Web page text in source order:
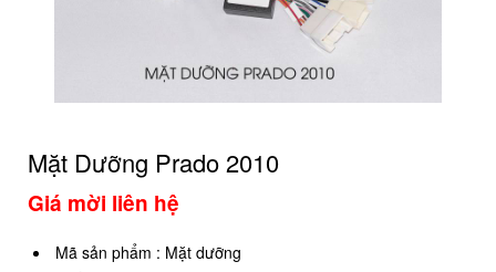
Mặt Dưỡng Prado 2010
Giá mời liên hệ
Mã sản phẩm : Mặt dưỡng